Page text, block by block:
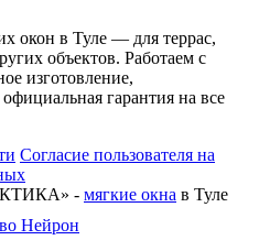
окон в Туле — для террас,
объектов. Работаем с
изготовление,
гарантия на все
Согласие пользователя на
- мягкие окна в Туле
Нейрон